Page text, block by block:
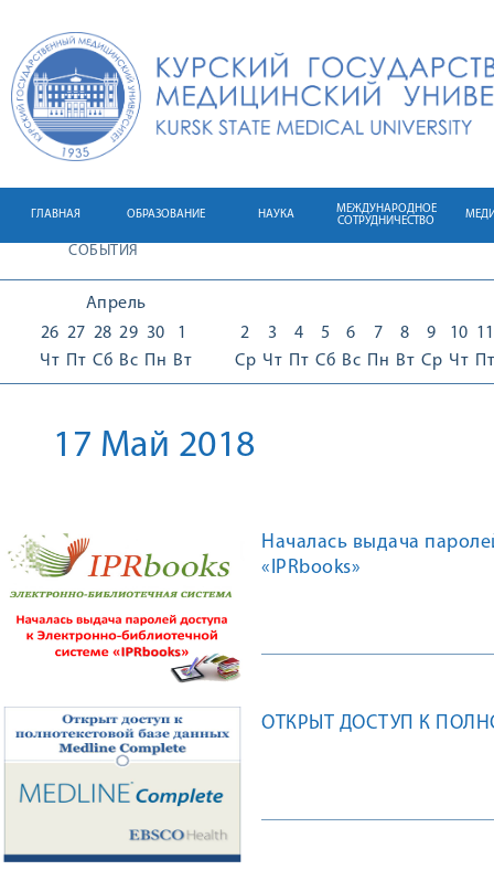
ГЛАВНАЯ ОБРАЗОВАНИЕ НАУКА
МЕЖДУНАРОДНОЕ
СОТРУДНИЧЕСТВО
СОБЫТИЯ
Апрель
26
Чт
27
Пт
28
Сб
29
Вс
30
Пн
1
Вт
2
Ср
3
Чт
4
Пт
5
Сб
6
Вс
7
Пн
8
Вт
9
Ср
10
Чт
11
Пт
17 Май 2018
Началась выдача
«IPRbooks»
ОТКРЫТ ДОСТУП К